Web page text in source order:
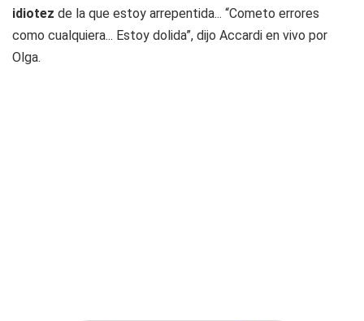
idiotez de la que estoy arrepentida... “Cometo errores
como cualquiera... Estoy dolida”, dijo Accardi en vivo por
Olga.